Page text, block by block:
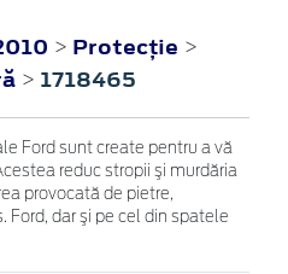
> Protecţie >
> 1718465
Ford sunt create pentru a vă
reduc stropii şi murdăria
provocată de pietre,
Ford, dar şi pe cel din spatele